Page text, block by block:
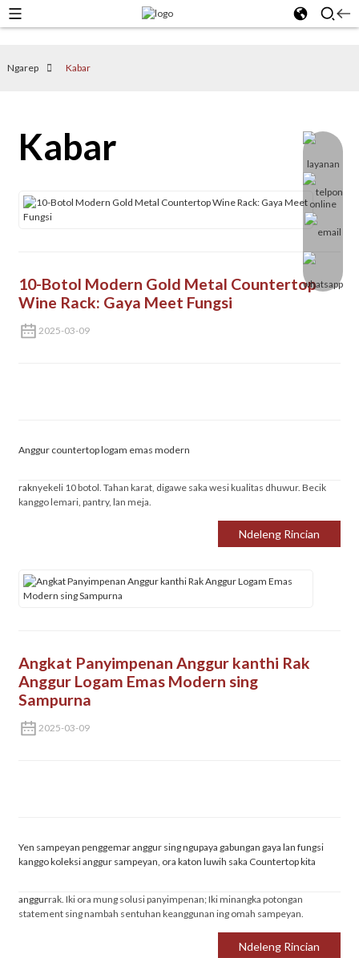
Ngarep Kabar
Kabar
10-Botol Modern Gold Metal Countertop
Wine Rack: Gaya Meet Fungsi
2025-03-09
Anggur countertop logam emas modern
raknyekeli 10 botol. Tahan karat, digawe saka wesi kualitas dhuwur. Becik
kanggo lemari, pantry, lan meja.
Ndeleng Rincian
Angkat Panyimpenan Anggur kanthi Rak
Anggur Logam Emas Modern sing
Sampurna
2025-03-09
Yen sampeyan penggemar anggur sing ngupaya gabungan gaya lan fungsi
kanggo koleksi anggur sampeyan, ora katon luwih saka Countertop kita
anggurrak. Iki ora mung solusi panyimpenan; Iki minangka potongan
statement sing nambah sentuhan keanggunan ing omah sampeyan.
Ndeleng Rincian